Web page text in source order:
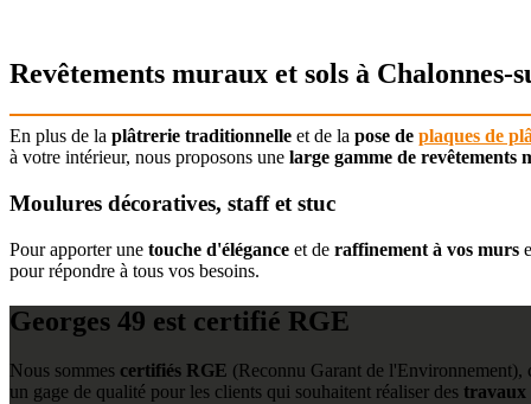
Revêtements muraux et sols à Chalonnes-
En plus de la plâtrerie traditionnelle et de la pose de plaques de
à votre intérieur, nous proposons une large gamme de revêtements
Moulures décoratives, staff et stuc
Pour apporter une touche d'élégance et de raffinement à vos murs
pour répondre à tous vos besoins.
Georges 49 est certifié RGE
Nous sommes certifiés RGE (Reconnu Garant de
un gage de qualité pour les clients qui souhaitent réaliser des travaux